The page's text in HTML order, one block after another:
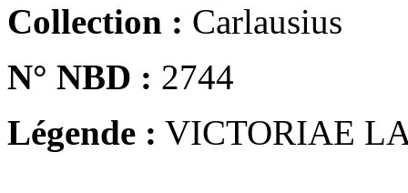
Collection : Carlausius
N° NBD : 2744
Légende : VICTORIAE